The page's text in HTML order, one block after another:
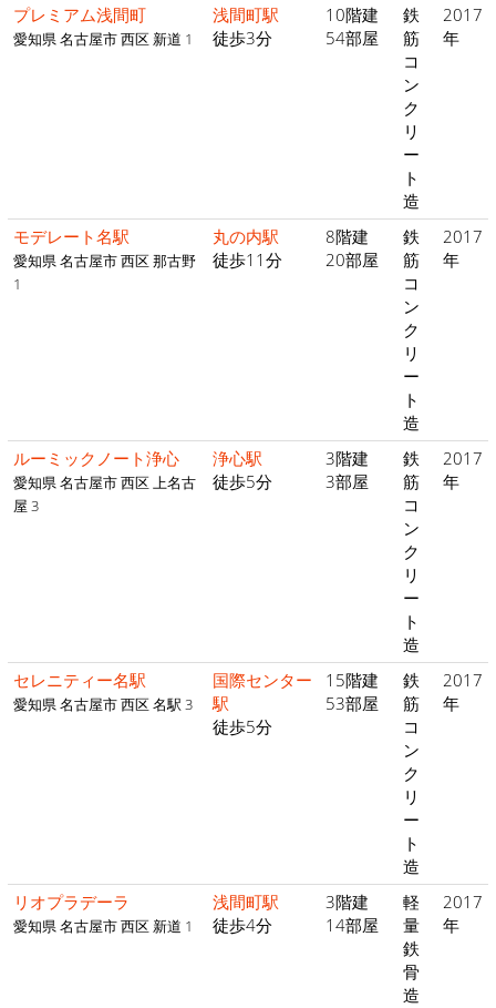
プレミアム浅間町
愛知県 名古屋市 西区 新道 1
浅間町駅
徒歩3分
10階建
54部屋
鉄
筋
コ
ン
ク
リ
ー
ト
造
2017
年
モデレート名駅
愛知県 名古屋市 西区 那古野
1
丸の内駅
徒歩11分
8階建
20部屋
鉄
筋
コ
ン
ク
リ
ー
ト
造
2017
年
ルーミックノート浄心
愛知県 名古屋市 西区 上名古
屋 3
浄心駅
徒歩5分
3階建
3部屋
鉄
筋
コ
ン
ク
リ
ー
ト
造
2017
年
セレニティー名駅
愛知県 名古屋市 西区 名駅 3
国際センター
駅
徒歩5分
15階建
53部屋
鉄
筋
コ
ン
ク
リ
ー
ト
造
2017
年
リオプラデーラ
愛知県 名古屋市 西区 新道 1
浅間町駅
徒歩4分
3階建
14部屋
軽
量
鉄
骨
造
2017
年